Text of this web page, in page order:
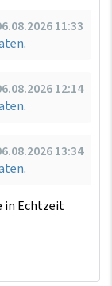
11:33
.
12:14
.
13:34
.
in Echtzeit